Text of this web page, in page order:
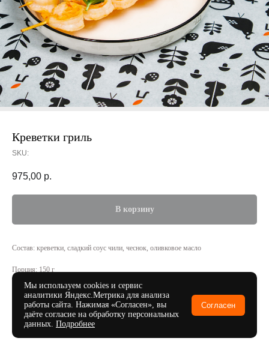
Мы используем cookies и сервис
аналитики Яндекс.Метрика для анализа
работы сайта. Нажимая «Согласен», вы
даёте согласие на обработку персональных
данных. Подробнее
Согласен
Креветки гриль
SKU:
975,00 р.
В корзину
Состав: креветки, сладкий соус чили, чеснок, оливковое масло
Порция: 150 г